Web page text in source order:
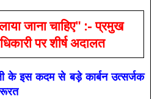
जाना चाहिए" :- प्रमुख
पर शीर्ष अदालत
के इस कदम से बड़े कार्बन उत्सर्जक